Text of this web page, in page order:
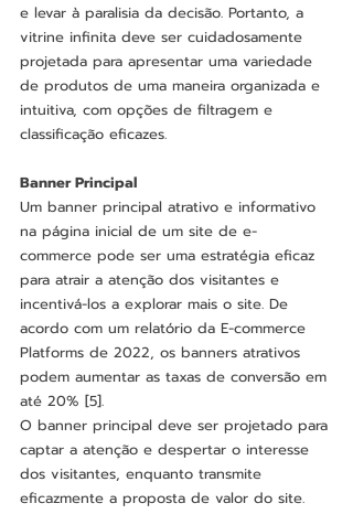
e levar à paralisia da decisão. Portanto, a
vitrine infinita deve ser cuidadosamente
projetada para apresentar uma variedade
de produtos de uma maneira organizada e
intuitiva, com opções de filtragem e
classificação eficazes.
Banner Principal
Um banner principal atrativo e informativo
na página inicial de um site de e-
commerce pode ser uma estratégia eficaz
para atrair a atenção dos visitantes e
incentivá-los a explorar mais o site. De
acordo com um relatório da E-commerce
Platforms de 2022, os banners atrativos
podem aumentar as taxas de conversão em
até 20% [5].
O banner principal deve ser projetado para
captar a atenção e despertar o interesse
dos visitantes, enquanto transmite
eficazmente a proposta de valor do site.